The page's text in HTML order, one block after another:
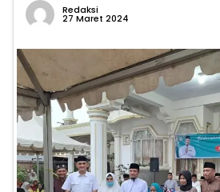
Redaksi
27 Maret 2024